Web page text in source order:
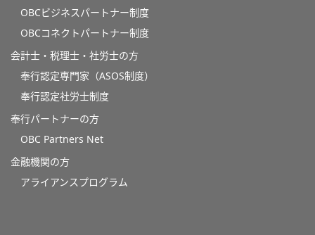
OBCビジネスパートナー制度
OBCコネクトパートナー制度
会計士・税理士・社労士の方
奉行認定専門家（ASOS制度）
奉行認定社労士制度
奉行パートナーの方
OBC Partners Net
金融機関の方
アライアンスプログラム